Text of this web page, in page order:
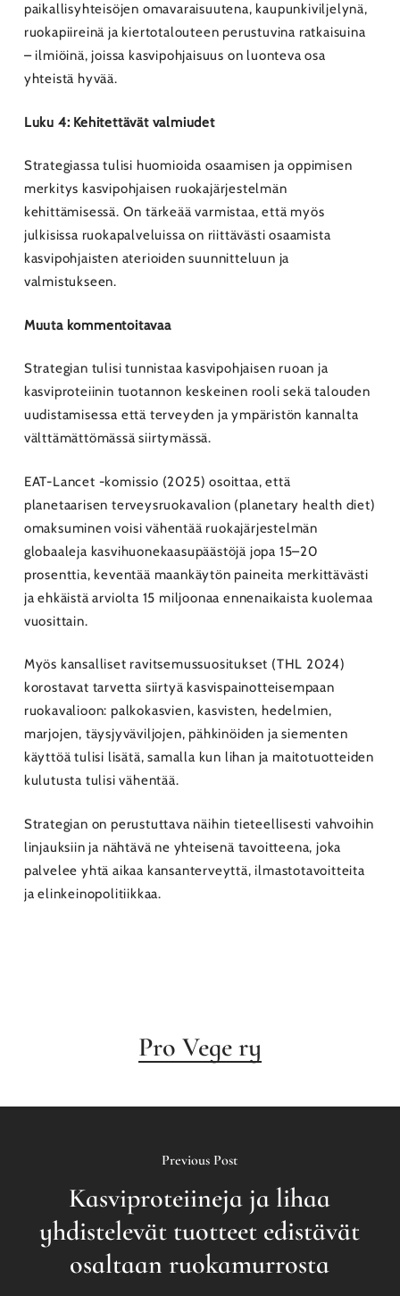
paikallisyhteisöjen omavaraisuutena, kaupunkiviljelynä,
ruokapiireinä ja kiertotalouteen perustuvina ratkaisuina
– ilmiöinä, joissa kasvipohjaisuus on luonteva osa
yhteistä hyvää.
Luku 4: Kehitettävät valmiudet
Strategiassa tulisi huomioida osaamisen ja oppimisen
merkitys kasvipohjaisen ruokajärjestelmän
kehittämisessä. On tärkeää varmistaa, että myös
julkisissa ruokapalveluissa on riittävästi osaamista
kasvipohjaisten aterioiden suunnitteluun ja
valmistukseen.
Muuta kommentoitavaa
Strategian tulisi tunnistaa kasvipohjaisen ruoan ja
kasviproteiinin tuotannon keskeinen rooli sekä talouden
uudistamisessa että terveyden ja ympäristön kannalta
välttämättömässä siirtymässä.
EAT-Lancet -komissio (2025) osoittaa, että
planetaarisen terveysruokavalion (planetary health diet)
omaksuminen voisi vähentää ruokajärjestelmän
globaaleja kasvihuonekaasupäästöjä jopa 15–20
prosenttia, keventää maankäytön paineita merkittävästi
ja ehkäistä arviolta 15 miljoonaa ennenaikaista kuolemaa
vuosittain.
Myös kansalliset ravitsemussuositukset (THL 2024)
korostavat tarvetta siirtyä kasvispainotteisempaan
ruokavalioon: palkokasvien, kasvisten, hedelmien,
marjojen, täysjyväviljojen, pähkinöiden ja siementen
käyttöä tulisi lisätä, samalla kun lihan ja maitotuotteiden
kulutusta tulisi vähentää.
Strategian on perustuttava näihin tieteellisesti vahvoihin
linjauksiin ja nähtävä ne yhteisenä tavoitteena, joka
palvelee yhtä aikaa kansanterveyttä, ilmastotavoitteita
ja elinkeinopolitiikkaa.
Pro Vege ry
Previous Post
Kasviproteiineja ja lihaa
yhdistelevät tuotteet edistävät
osaltaan ruokamurrosta